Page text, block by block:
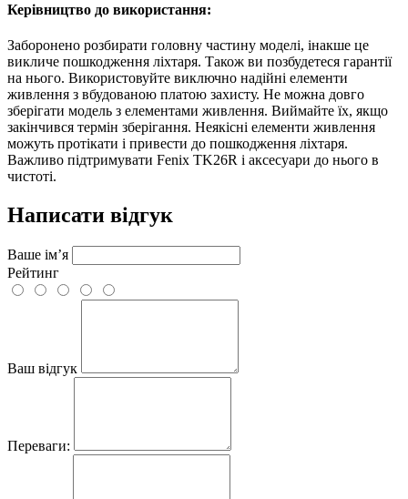
Керівництво до використання:
Заборонено розбирати головну частину моделі, інакше це
викличе пошкодження ліхтаря. Також ви позбудетеся гарантії
на нього. Використовуйте виключно надійні елементи
живлення з вбудованою платою захисту. Не можна довго
зберігати модель з елементами живлення. Виймайте їх, якщо
закінчився термін зберігання. Неякісні елементи живлення
можуть протікати і привести до пошкодження ліхтаря.
Важливо підтримувати Fenix TK26R і аксесуари до нього в
чистоті.
Написати відгук
Ваше ім’я
Рейтинг
Ваш відгук
Переваги: